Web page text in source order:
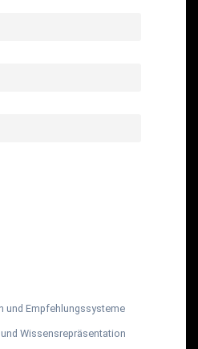
und Empfehlungssysteme
Wissensrepräsentation